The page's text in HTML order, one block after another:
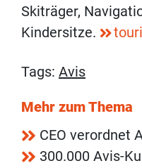
Skiträger,
Kindersitze.
Tags: Avis
Mehr zum Thema
CEO verordnet
300.000 Avis-